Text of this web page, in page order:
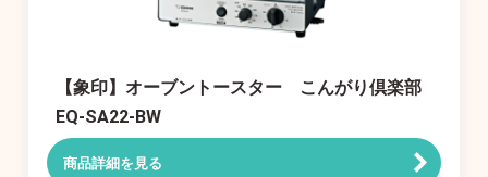
【象印】オーブントースター こんがり倶楽部
EQ-SA22-BW
商品詳細を見る